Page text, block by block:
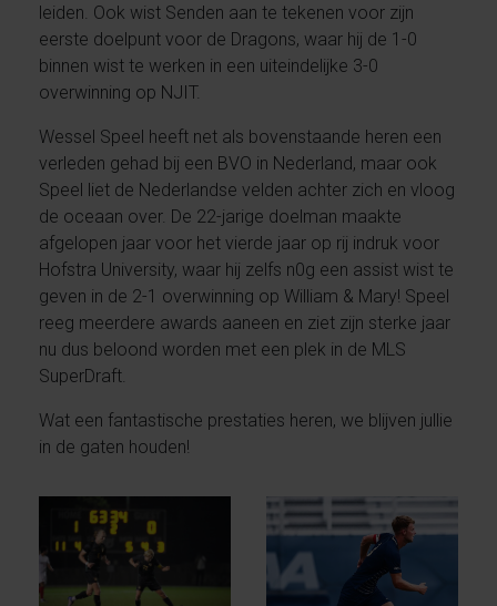
leiden. Ook wist Senden aan te tekenen voor zijn
eerste doelpunt voor de Dragons, waar hij de 1-0
binnen wist te werken in een uiteindelijke 3-0
overwinning op NJIT.
Wessel Speel heeft net als bovenstaande heren een
verleden gehad bij een BVO in Nederland, maar ook
Speel liet de Nederlandse velden achter zich en vloog
de oceaan over. De 22-jarige doelman maakte
afgelopen jaar voor het vierde jaar op rij indruk voor
Hofstra University, waar hij zelfs n0g een assist wist te
geven in de 2-1 overwinning op William & Mary! Speel
reeg meerdere awards aaneen en ziet zijn sterke jaar
nu dus beloond worden met een plek in de MLS
SuperDraft.
Wat een fantastische prestaties heren, we blijven jullie
in de gaten houden!